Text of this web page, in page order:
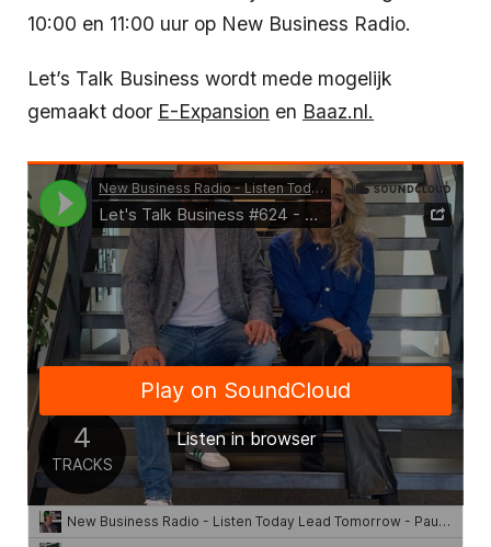
10:00 en 11:00 uur op New Business Radio.
Let’s Talk Business wordt mede mogelijk
gemaakt door E-Expansion en Baaz.nl.